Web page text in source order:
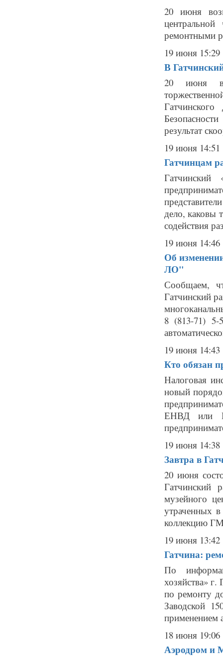
20 июня
ремонтными
19 июня 15:29
В
20 июня в
результат
19 июня 14:51
Гатчинцам
дело, каковы
содействия
19 июня 14:46
Об
ЛО"
Сообщаем,
Гатчинский
8 (813-71)
19 июня 14:43
Кто обязан
Налоговая
новый
ЕНВД или
19 июня 14:38
Завтра в
20 июня
Гатчинский
музейного
утраченных
коллекцию
19 июня 13:42
Гатчина:
По
хозяйства»
по ремонту
Заводской
применением
18 июня 19:06
Аэродром и